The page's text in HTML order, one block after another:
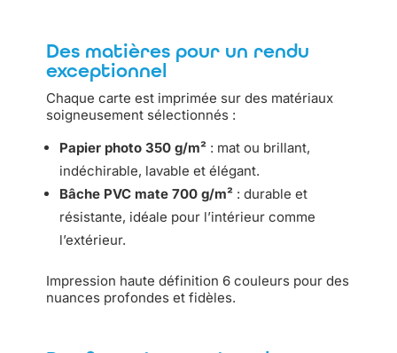
Des matières pour un rendu
exceptionnel
Chaque carte est imprimée sur des matériaux
soigneusement sélectionnés :
Papier photo 350 g/m² : mat ou brillant,
indéchirable, lavable et élégant.
Bâche PVC mate 700 g/m² : durable et
résistante, idéale pour l’intérieur comme
l’extérieur.
Impression haute définition 6 couleurs pour des
nuances profondes et fidèles.